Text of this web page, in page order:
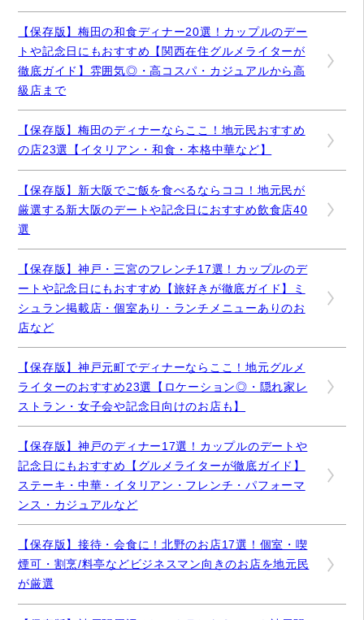
【保存版】梅田の和食ディナー20選！カップルのデー
トや記念日にもおすすめ【関西在住グルメライターが
徹底ガイド】雰囲気◎・高コスパ・カジュアルから高
級店まで
【保存版】梅田のディナーならここ！地元民おすすめ
の店23選【イタリアン・和食・本格中華など】
【保存版】新大阪でご飯を食べるならココ！地元民が
厳選する新大阪のデートや記念日におすすめ飲食店40
選
【保存版】神戸・三宮のフレンチ17選！カップルのデ
ートや記念日にもおすすめ【旅好きが徹底ガイド】ミ
シュラン掲載店・個室あり・ランチメニューありのお
店など
【保存版】神戸元町でディナーならここ！地元グルメ
ライターのおすすめ23選【ロケーション◎・隠れ家レ
ストラン・女子会や記念日向けのお店も】
【保存版】神戸のディナー17選！カップルのデートや
記念日にもおすすめ【グルメライターが徹底ガイド】
ステーキ・中華・イタリアン・フレンチ・パフォーマ
ンス・カジュアルなど
【保存版】接待・会食に！北野のお店17選！個室・喫
煙可・割烹/料亭などビジネスマン向きのお店を地元民
が厳選